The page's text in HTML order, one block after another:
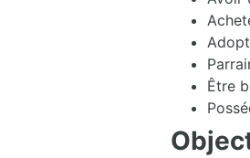
Être